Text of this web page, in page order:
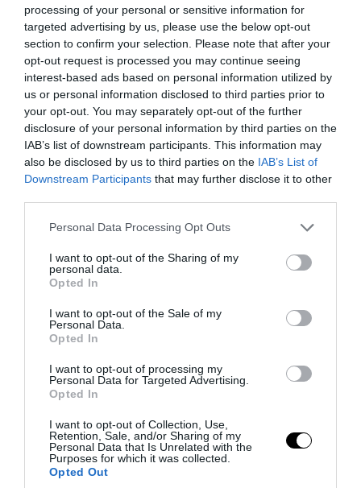
processing of your personal or sensitive information for
targeted advertising by us, please use the below opt-out
section to confirm your selection. Please note that after your
opt-out request is processed you may continue seeing
interest-based ads based on personal information utilized by
us or personal information disclosed to third parties prior to
your opt-out. You may separately opt-out of the further
disclosure of your personal information by third parties on the
IAB’s list of downstream participants. This information may
also be disclosed by us to third parties on the IAB’s List of
Downstream Participants that may further disclose it to other
Please note that this website/app uses one or more Google
not limited to your visit or usage behaviour. You may click to
grant or deny consent to Google and its third-party tags to
use your data for below specified purposes in below Google
consent section.
Personal Data Processing Opt Outs
I want to opt-out of the Sharing of my
personal data.
Opted In
I want to opt-out of the Sale of my
Personal Data.
Opted In
I want to opt-out of processing my
Personal Data for Targeted Advertising.
Opted In
I want to opt-out of Collection, Use,
Retention, Sale, and/or Sharing of my
Personal Data that Is Unrelated with the
Purposes for which it was collected.
Opted Out
PRONEWS.GR /ΔΙΕΘΝΗΣ ΑΣΦΑΛΕΙΑ
ΗΠΑ: Nέα στοιχεία για το περιστατικό με
το προεδρικό ελικόπτερο Marine One –
Βρέθηκε δίπλα σε επιβατικό
αεροσκάφος
PRONEWS.GR /ΔΙΕΘΝΗΣ ΑΣΦΑΛΕΙΑ
Νέες εκρήξεις κοντά σε δεξαμενόπλοιο